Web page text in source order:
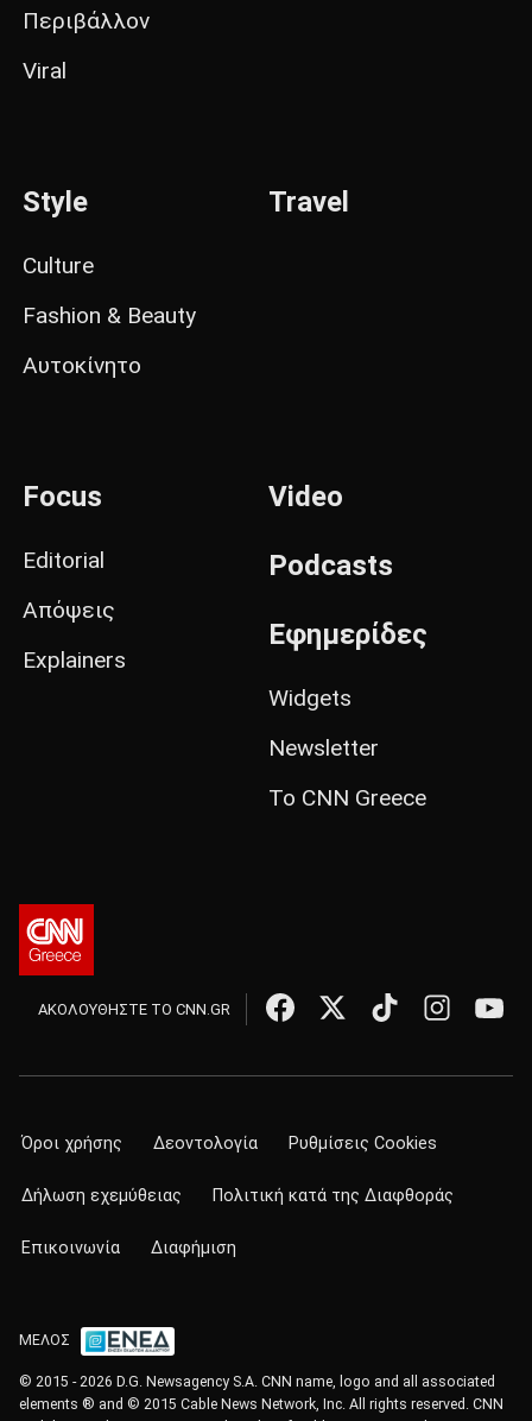
Περιβάλλον
Viral
Style
Culture
Fashion & Beauty
Αυτοκίνητο
Travel
Focus
Editorial
Απόψεις
Explainers
Video
Podcasts
Εφημερίδες
Widgets
Newsletter
Το CNN Greece
ΑΚΟΛΟΥΘΗΣΤΕ ΤΟ CNN.GR
Όροι χρήσης Δεοντολογία Ρυθμίσεις Cookies
Δήλωση εχεμύθειας Πολιτική κατά της Διαφθοράς
Επικοινωνία Διαφήμιση
ΜΕΛΟΣ
© 2015 - 2026 D.G. Newsagency S.A. CNN name, logo and all associated
elements ® and © 2015 Cable News Network, Inc. All rights reserved. CNN